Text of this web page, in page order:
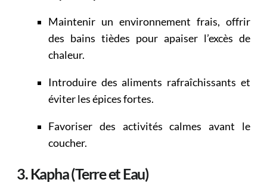
Maintenir un environnement frais, offrir
des bains tièdes pour apaiser l’excès de
chaleur.
Introduire des aliments rafraîchissants et
éviter les épices fortes.
Favoriser des activités calmes avant le
coucher.
3. Kapha (Terre et Eau)